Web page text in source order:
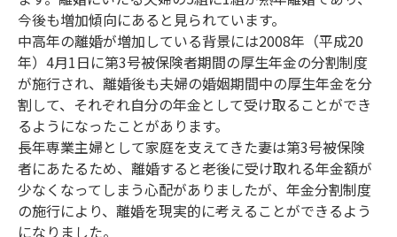
今後も増加傾向にあると見られています。
中高年の離婚が増加している背景には2008年（平成20
年）4月1日に第3号被保険者期間の厚生年金の分割制度
が施行され、離婚後も夫婦の婚姻期間中の厚生年金を分
割して、それぞれ自分の年金として受け取ることができ
るようになったことがあります。
長年専業主婦として家庭を支えてきた妻は第3号被保険
者にあたるため、離婚すると老後に受け取れる年金額が
少なくなってしまう心配がありましたが、年金分割制度
の施行により、離婚を現実的に考えることができるよう
になりました。